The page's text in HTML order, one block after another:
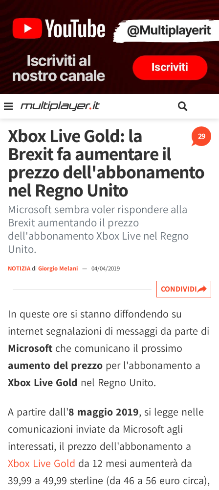
29
Xbox Live Gold: la
Brexit fa aumentare il
prezzo dell'abbonamento
nel Regno Unito
Microsoft sembra voler rispondere alla
Brexit aumentando il prezzo
dell'abbonamento Xbox Live nel Regno
Unito.
NOTIZIAdi Giorgio Melani — 04/04/2019
CONDIVIDI
In queste ore si stanno diffondendo su
internet segnalazioni di messaggi da parte di
Microsoft che comunicano il prossimo
aumento del prezzo per l'abbonamento a
Xbox Live Gold nel Regno Unito.
A partire dall'8 maggio 2019, si legge nelle
comunicazioni inviate da Microsoft agli
interessati, il prezzo dell'abbonamento a
Xbox Live Gold da 12 mesi aumenterà da
39,99 a 49,99 sterline (da 46 a 56 euro circa),